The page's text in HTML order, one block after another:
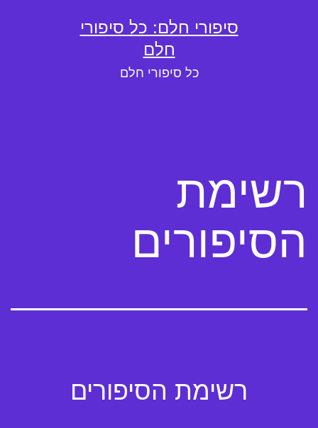
סיפורי חלם: כל סיפורי
חלם
כל סיפורי חלם
רשימת
הסיפורים
רשימת הסיפורים